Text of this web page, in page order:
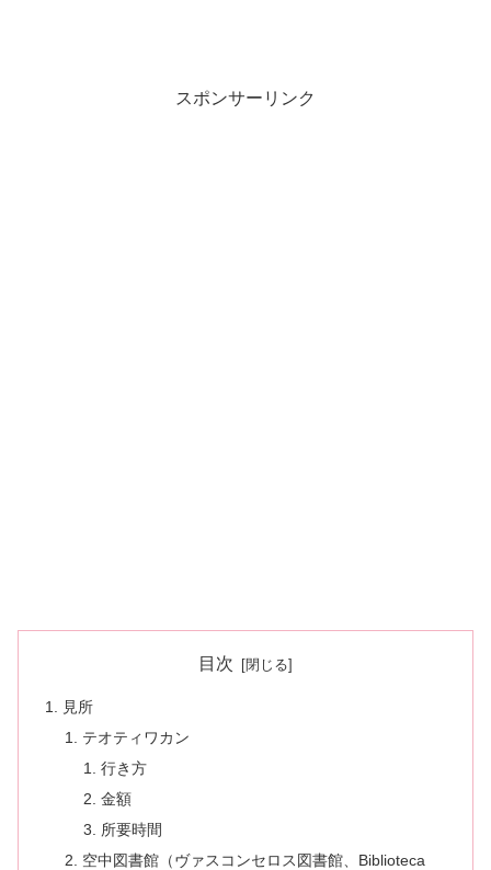
スポンサーリンク
目次
見所
テオティワカン
行き方
金額
所要時間
空中図書館（ヴァスコンセロス図書館、Biblioteca